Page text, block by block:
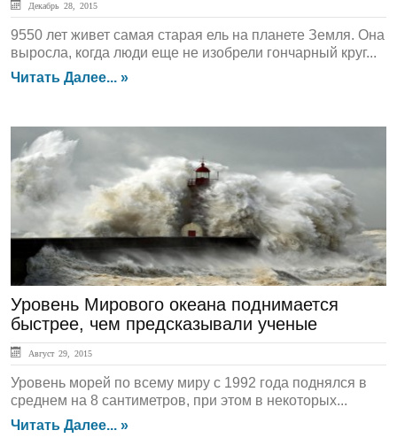
Декабрь 28, 2015
9550 лет живет самая старая ель на планете Земля. Она
выросла, когда люди еще не изобрели гончарный круг...
Читать Далее... »
Обзор СМИ
Уровень Мирового океана поднимается
быстрее, чем предсказывали ученые
Август 29, 2015
Уровень морей по всему миру с 1992 года поднялся в
среднем на 8 сантиметров, при этом в некоторых...
Читать Далее... »